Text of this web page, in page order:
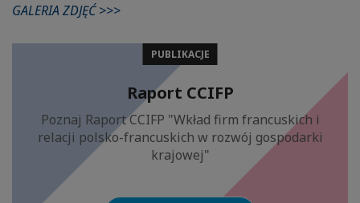
GALERIA ZDJĘĆ >>>
PUBLIKACJE
Raport CCIFP
Poznaj Raport CCIFP "Wkład firm francuskich i
relacji polsko-francuskich w rozwój gospodarki
krajowej"